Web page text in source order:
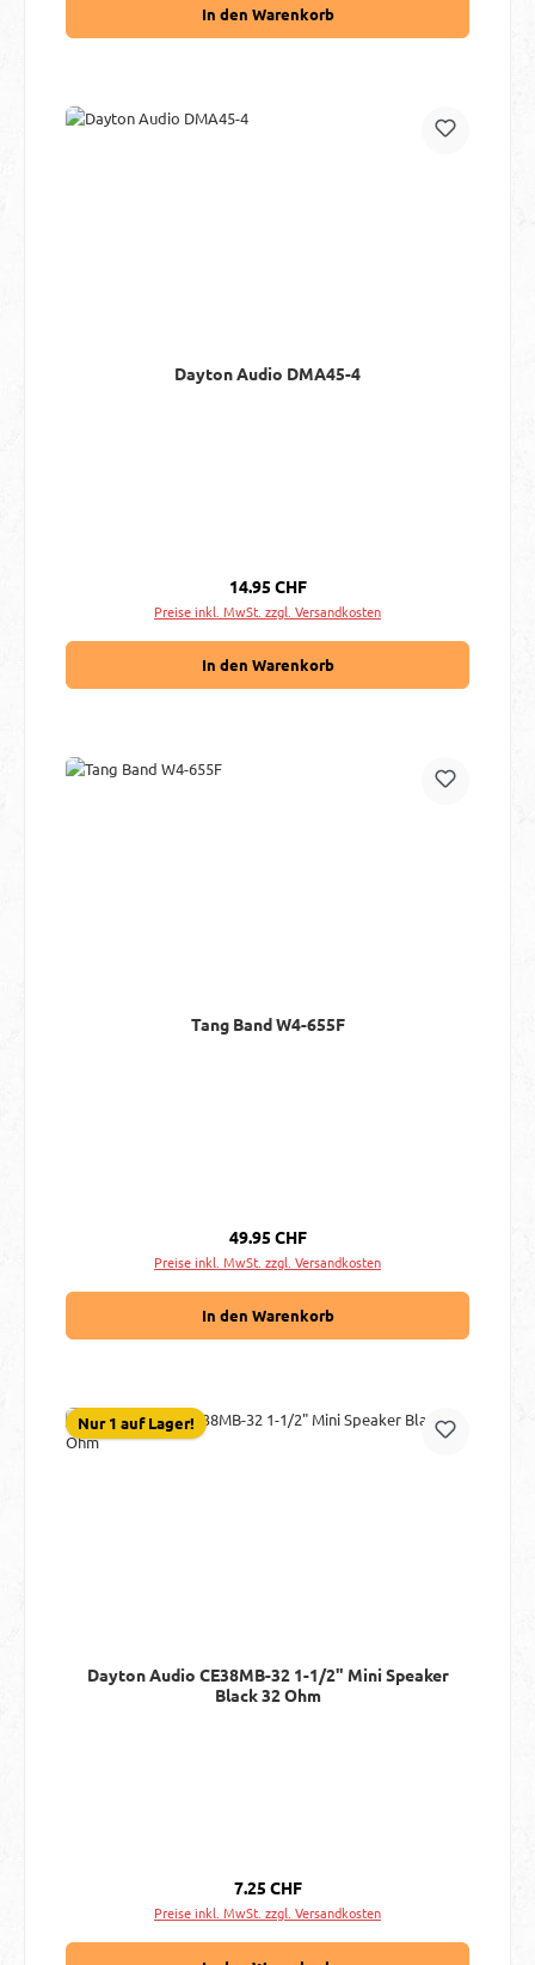
In den Warenkorb
Dayton Audio DMA45-4
Regulärer Preis:
14.95 CHF
Preise inkl. MwSt. zzgl. Versandkosten
In den Warenkorb
Tang Band W4-655F
Regulärer Preis:
49.95 CHF
Preise inkl. MwSt. zzgl. Versandkosten
In den Warenkorb
Nur 1 auf Lager!
Dayton Audio CE38MB-32 1-1/2" Mini Speaker
Black 32 Ohm
Regulärer Preis:
7.25 CHF
Preise inkl. MwSt. zzgl. Versandkosten